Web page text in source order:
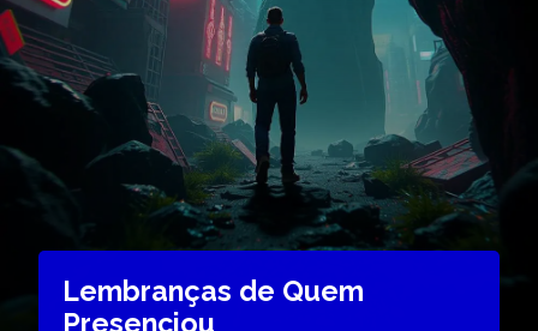
Lembranças de Quem
Presenciou